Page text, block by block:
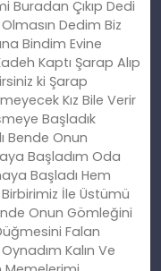
Buradan Çıkıp Dedi
Dedim Biz
Bindim Evine
Kaptı Şarap Alıp
ki Şarap
Kız Bile Verir
Başladık
Bende Onun
Başladım Oda
Başladı Hem
İle Üstümü
Onun Gömleğini
Falan
Kalın Ve